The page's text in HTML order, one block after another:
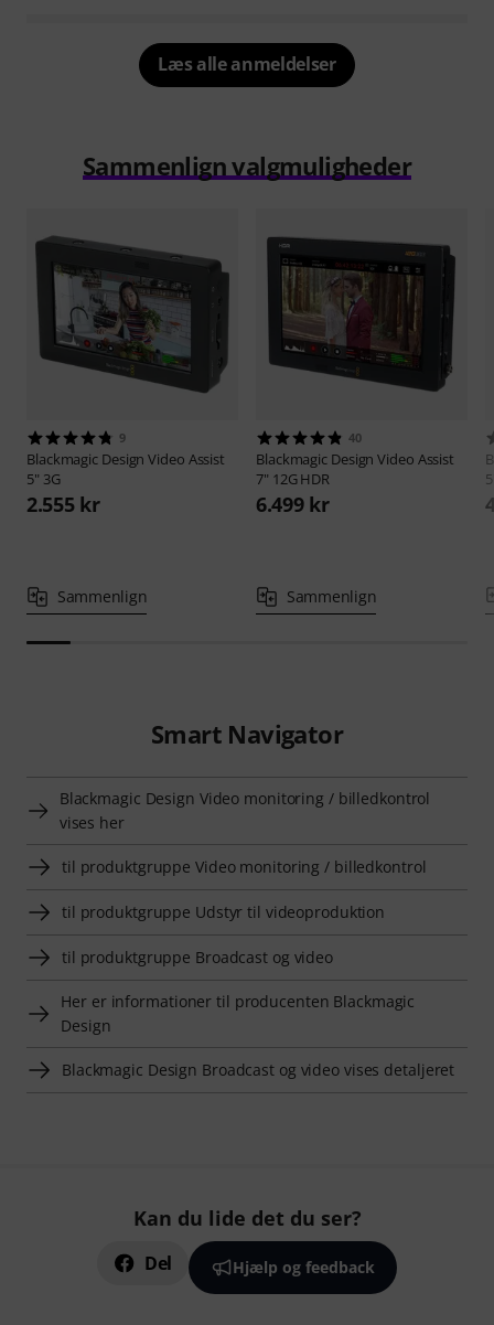
Læs alle anmeldelser
Sammenlign valgmuligheder
9
Blackmagic DesignVideo Assist
5" 3G
2.555 kr
Sammenlign
40
Blackmagic DesignVideo Assist
7" 12G HDR
6.499 kr
Sammenlign
Smart Navigator
Blackmagic Design Video monitoring / billedkontrol
vises her
til produktgruppe Video monitoring / billedkontrol
til produktgruppe Udstyr til videoproduktion
til produktgruppe Broadcast og video
Her er informationer til producenten Blackmagic
Design
Blackmagic Design Broadcast og video vises detaljeret
Kan du lide det du ser?
Del Hjælp og feedback